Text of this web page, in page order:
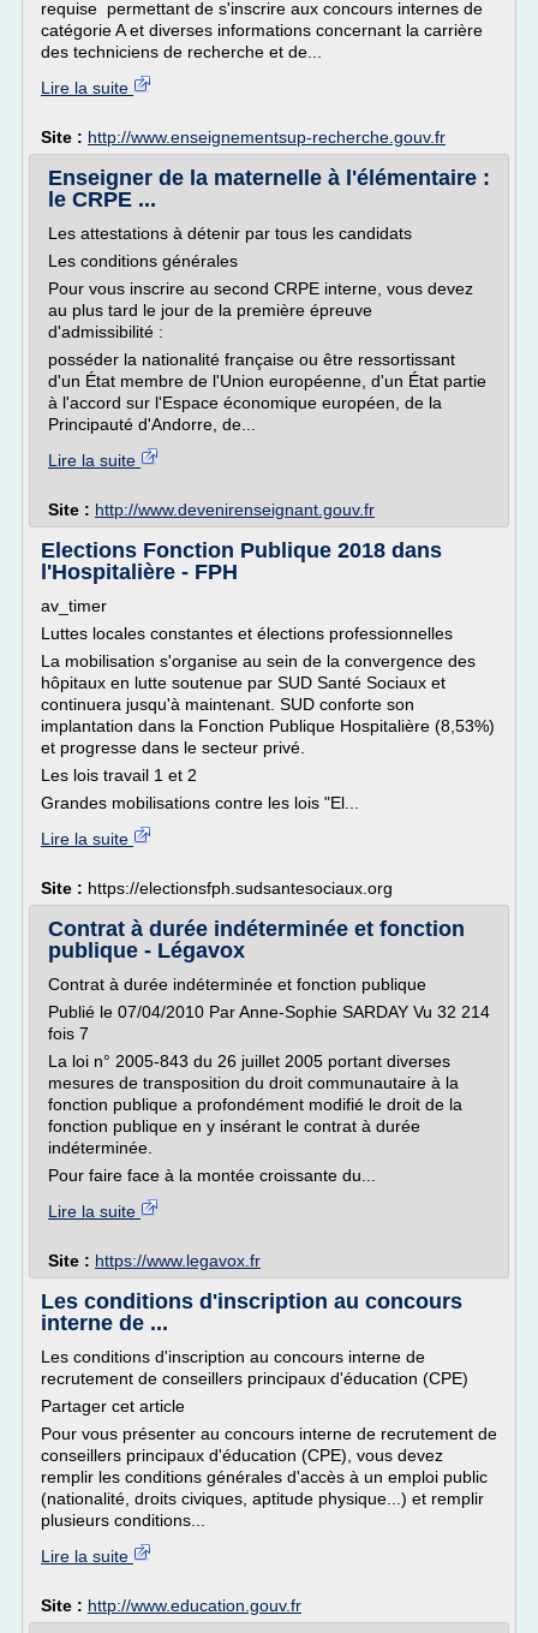
requise permettant de s'inscrire aux concours internes de
catégorie A et diverses informations concernant la carrière
des techniciens de recherche et de...
Lire la suite
Site : http://www.enseignementsup-recherche.gouv.fr
Enseigner de la maternelle à l'élémentaire :
le CRPE ...
Les attestations à détenir par tous les candidats
Les conditions générales
Pour vous inscrire au second CRPE interne, vous devez
au plus tard le jour de la première épreuve
d'admissibilité :
posséder la nationalité française ou être ressortissant
d'un État membre de l'Union européenne, d'un État partie
à l'accord sur l'Espace économique européen, de la
Principauté d'Andorre, de...
Lire la suite
Site : http://www.devenirenseignant.gouv.fr
Elections Fonction Publique 2018 dans
l'Hospitalière - FPH
av_timer
Luttes locales constantes et élections professionnelles
La mobilisation s'organise au sein de la convergence des
hôpitaux en lutte soutenue par SUD Santé Sociaux et
continuera jusqu'à maintenant. SUD conforte son
implantation dans la Fonction Publique Hospitalière (8,53%)
et progresse dans le secteur privé.
Les lois travail 1 et 2
Grandes mobilisations contre les lois "El...
Lire la suite
Site : https://electionsfph.sudsantesociaux.org
Contrat à durée indéterminée et fonction
publique - Légavox
Contrat à durée indéterminée et fonction publique
Publié le 07/04/2010 Par Anne-Sophie SARDAY Vu 32 214
fois 7
La loi n° 2005-843 du 26 juillet 2005 portant diverses
mesures de transposition du droit communautaire à la
fonction publique a profondément modifié le droit de la
fonction publique en y insérant le contrat à durée
indéterminée.
Pour faire face à la montée croissante du...
Lire la suite
Site : https://www.legavox.fr
Les conditions d'inscription au concours
interne de ...
Les conditions d'inscription au concours interne de
recrutement de conseillers principaux d'éducation (CPE)
Partager cet article
Pour vous présenter au concours interne de recrutement de
conseillers principaux d'éducation (CPE), vous devez
remplir les conditions générales d'accès à un emploi public
(nationalité, droits civiques, aptitude physique...) et remplir
plusieurs conditions...
Lire la suite
Site : http://www.education.gouv.fr